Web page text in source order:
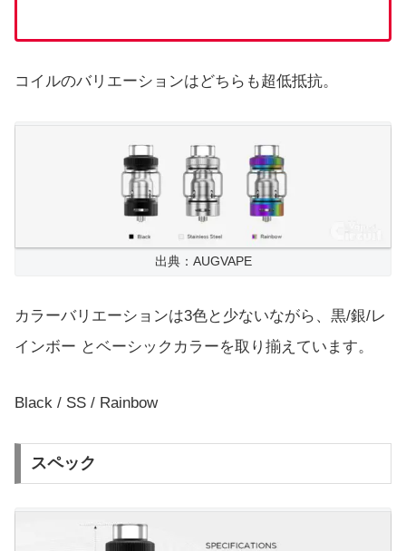
コイルのバリエーションはどちらも超低抵抗。
出典：AUGVAPE
カラーバリエーションは3色と少ないながら、黒/銀/レ
インボー とベーシックカラーを取り揃えています。
Black / SS / Rainbow
スペック